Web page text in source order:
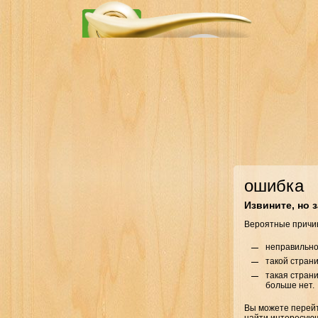
ошибка
Извините, но
Вероятные
такой
такая
больше нет.
Вы можете